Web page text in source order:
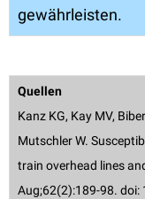
gewährleisten.
Quellen
Kanz KG, Kay MV,
Mutschler W.
train overhead lines
Aug;62(2):189-98.